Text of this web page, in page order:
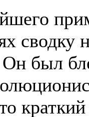
сводку
был